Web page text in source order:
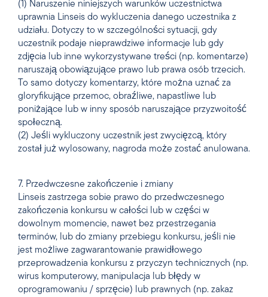
(1) Naruszenie niniejszych warunków uczestnictwa
uprawnia Linseis do wykluczenia danego uczestnika z
udziału. Dotyczy to w szczególności sytuacji, gdy
uczestnik podaje nieprawdziwe informacje lub gdy
zdjęcia lub inne wykorzystywane treści (np. komentarze)
naruszają obowiązujące prawo lub prawa osób trzecich.
To samo dotyczy komentarzy, które można uznać za
gloryfikujące przemoc, obraźliwe, napastliwe lub
poniżające lub w inny sposób naruszające przyzwoitość
społeczną.
(2) Jeśli wykluczony uczestnik jest zwycięzcą, który
został już wylosowany, nagroda może zostać anulowana.
7. Przedwczesne zakończenie i zmiany
Linseis zastrzega sobie prawo do przedwczesnego
zakończenia konkursu w całości lub w części w
dowolnym momencie, nawet bez przestrzegania
terminów, lub do zmiany przebiegu konkursu, jeśli nie
jest możliwe zagwarantowanie prawidłowego
przeprowadzenia konkursu z przyczyn technicznych (np.
wirus komputerowy, manipulacja lub błędy w
oprogramowaniu / sprzęcie) lub prawnych (np. zakaz